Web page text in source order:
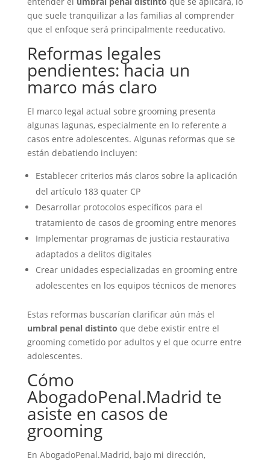
que suele tranquilizar a las familias al comprender
que el enfoque será principalmente reeducativo.
Reformas legales
pendientes: hacia un
marco más claro
El marco legal actual sobre grooming presenta
algunas lagunas, especialmente en lo referente a
casos entre adolescentes. Algunas reformas que se
están debatiendo incluyen:
Establecer criterios más claros sobre la aplicación
del artículo 183 quater CP
Desarrollar protocolos específicos para el
tratamiento de casos de grooming entre menores
Implementar programas de justicia restaurativa
adaptados a delitos digitales
Crear unidades especializadas en grooming entre
adolescentes en los equipos técnicos de menores
Estas reformas buscarían clarificar aún más el
umbral penal distinto que debe existir entre el
grooming cometido por adultos y el que ocurre entre
adolescentes.
Cómo
AbogadoPenal.Madrid te
asiste en casos de
grooming
En AbogadoPenal.Madrid, bajo mi dirección,